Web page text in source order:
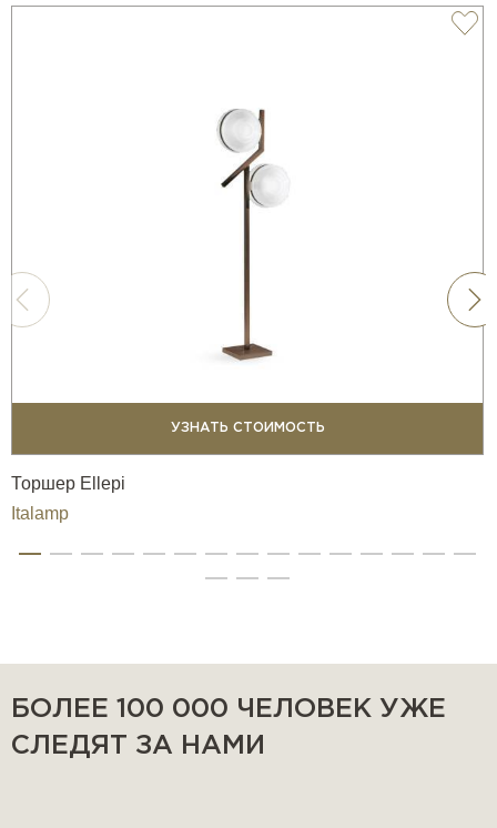
УЗНАТЬ СТОИМОСТЬ
Торшер Ellepi
Italamp
БОЛЕЕ 100 000 ЧЕЛОВЕК УЖЕ
СЛЕДЯТ ЗА НАМИ